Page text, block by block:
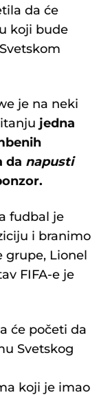
da će
koji bude
je na neki
jedna
da napusti
fudbal je
i branimo
grupe, Lionel
FIFA-e je
će početi da
Svetskog
koji je imao